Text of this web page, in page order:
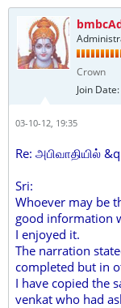
Crown
Join Date:
03-10-12, 19:35
Re: அபிவாதியில்
Sri:
Whoever may be
good information
I enjoyed it.
The narration
completed but in
I have copied the
venkat who had